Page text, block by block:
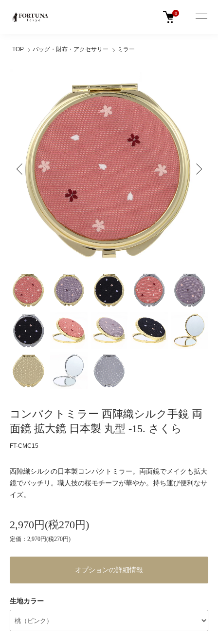
0
TOP バッグ・財布・アクセサリー ミラー
コンパクトミラー 西陣織シルク手鏡 両
面鏡 拡大鏡 日本製 丸型 -15. さくら
FT-CMC15
西陣織シルクの日本製コンパクトミラー。両面鏡でメイクも拡大
鏡でバッチリ。職人技の桜モチーフが華やか。持ち運び便利なサ
イズ。
2,970円(税270円)
定価：2,970円(税270円)
オプションの詳細情報
生地カラー